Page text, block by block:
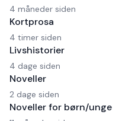
4 måneder siden
Kortprosa
4 timer siden
Livshistorier
4 dage siden
Noveller
2 dage siden
Noveller for børn/unge